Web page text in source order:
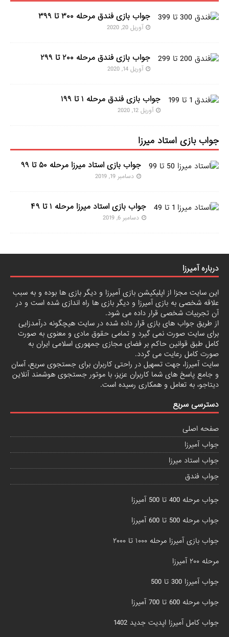
جواب بازی فندق مرحله ۳۰۰ تا ۳۹۹
آوریل 20, 2020
جواب بازی فندق مرحله ۲۰۰ تا ۲۹۹
آوریل 14, 2020
جواب بازی فندق مرحله ۱ تا ۱۹۹
آوریل 12, 2020
جواب بازی استاد میرزا
جواب بازی استاد میرزا مرحله ۵۰ تا ۹۹
دسامبر 19, 2019
جواب بازی استاد میرزا مرحله ۱ تا ۴۹
دسامبر 6, 2019
درباره آمیرزا
این سایت مجزا از اپلیکیشن بازی آمیرزا و دیگر بازی ها بوده و به سبب
علاقه شخصی به بازی آمیرزا و دیگر بازی ها راه اندازی شده است و در
آن تجربیات شخصی قرار داده می شود.
از طریق جواب های بازی قرار داده شده در سایت هیچگونه درآمدزایی
برای سایت صورت نمی گیرد و تمامی حقوق مادی و معنوی به صورت
کامل طبق قوانین حاکم بر فضای مجازی جمهوری اسلامی ایران به
صورت کامل رعایت می گردد.
سایت آمیرزا، جهت تسهیل در راحتی کاربران برای جستجوی سریع، آسان
و جامع پاسخ های شما کاربران عزیز، با موتور جستجوی هوشمند آنلاین
دیتاجو، به تعامل و همکاری رسیده است.
دسترسی سریع
صفحه اصلی
جواب آمیرزا
جواب استاد میرزا
جواب فندق
جواب مرحله 400 تا 500 آمیرزا
جواب مرحله 500 تا 600 آمیرزا
جواب بازی آمیرزا مرحله ۱۰۰۰ تا ۲۰۰۰
مرحله ۲۰۰ آمیرزا
جواب آمیرزا 300 تا 500
جواب مرحله 600 تا 700 آمیرزا
جواب کامل آمیرزا اپدیت جدید 1402